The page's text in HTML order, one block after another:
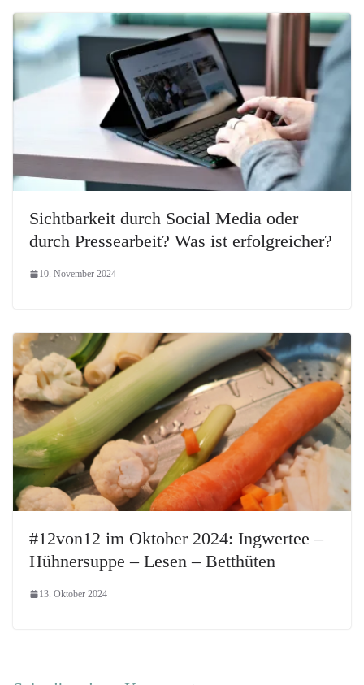
Sichtbarkeit durch Social Media oder
durch Pressearbeit? Was ist erfolgreicher?
10. November 2024
#12von12 im Oktober 2024: Ingwertee –
Hühnersuppe – Lesen – Betthüten
13. Oktober 2024